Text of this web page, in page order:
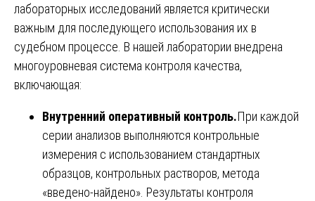
лабораторных исследований является критически
важным для последующего использования их в
судебном процессе. В нашей лаборатории внедрена
многоуровневая система контроля качества,
включающая:
Внутренний оперативный контроль.При каждой
серии анализов выполняются контрольные
измерения с использованием стандартных
образцов, контрольных растворов, метода
«введено-найдено». Результаты контроля